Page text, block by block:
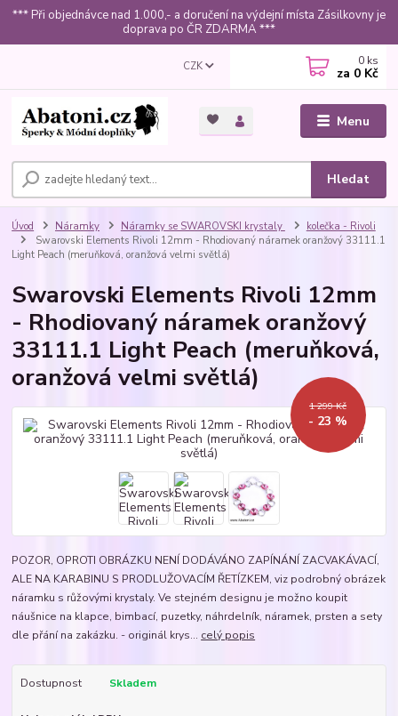
*** Při objednávce nad 1.000,- a doručení na výdejní místa Zásilkovny je
doprava po ČR ZDARMA ***
Menu
CZK
Hledat
0 ks
za 0 Kč
Úvod Náramky Náramky se SWAROVSKI krystaly
kolečka - Rivoli
Swarovski Elements Rivoli 12mm - Rhodiovaný náramek oranžový 33111.1
Light Peach (meruňková, oranžová velmi světlá)
Swarovski Elements Rivoli 12mm
- Rhodiovaný náramek oranžový
33111.1 Light Peach (meruňková,
oranžová velmi světlá)
1 299 Kč
- 23 %
POZOR, OPROTI OBRÁZKU NENÍ DODÁVÁNO ZAPÍNÁNÍ ZACVAKÁVACÍ,
ALE NA KARABINU S PRODLUŽOVACÍM ŘETÍZKEM, viz podrobný obrázek
náramku s růžovými krystaly. Ve stejném designu je možno koupit
náušnice na klapce, bimbací, puzetky, náhrdelník, náramek, prsten a sety
dle přání na zakázku. - originál krys... celý popis
Dostupnost Skladem